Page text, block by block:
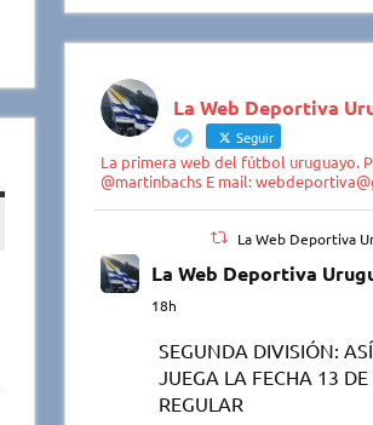
La Web Deportiva
Seguir
La primera web del fútbol uruguayo.
@martinbachs E mail:
La Web Deportiva
La Web Deportiva
18h
SEGUNDA DIVISIÓN:
JUEGA LA FECHA 13 DE
REGULAR